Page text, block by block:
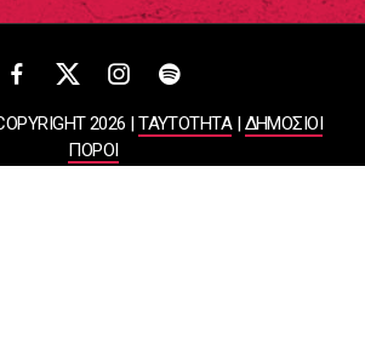
2026 |ΤΑΥΤΟΤΗΤΑ|ΔΗΜΟΣΙΟΙ
ΠΟΡΟΙ